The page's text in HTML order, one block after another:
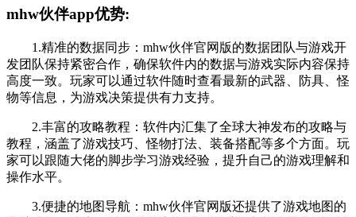
mhw伙伴app优势:
1.精准的数据同步：mhw伙伴官网版的数据团队与游戏开
发团队保持紧密合作，确保软件内的数据与游戏实际内容保持
高度一致。玩家可以通过软件随时查看最新的武器、防具、怪
物等信息，为游戏决策提供有力支持。
2.丰富的攻略教程：软件内汇集了全球大神发布的攻略与
教程，涵盖了游戏技巧、怪物打法、装备搭配等多个方面。玩
家可以跟随大佬的脚步学习游戏经验，提升自己的游戏理解和
操作水平。
3.便捷的地图导航：mhw伙伴官网版还提供了游戏地图的